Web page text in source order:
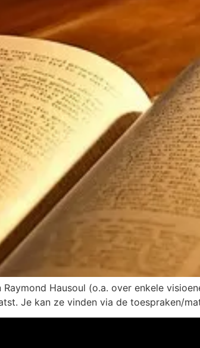
Hausoul (o.a. over enkele
Je kan ze vinden via de toespraken/